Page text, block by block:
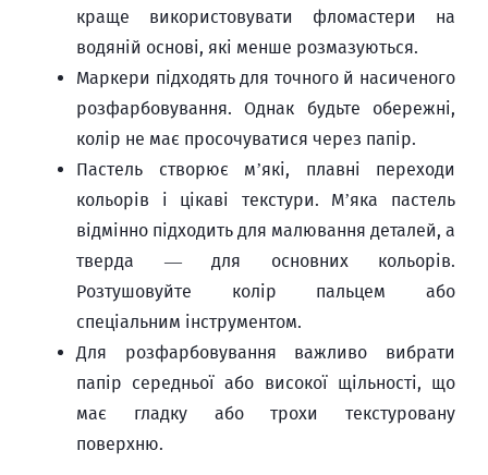
краще використовувати фломастери на
водяній основі, які менше розмазуються.
Маркери підходять для точного й насиченого
розфарбовування. Однак будьте обережні,
колір не має просочуватися через папір.
Пастель створює м’які, плавні переходи
кольорів і цікаві текстури. М’яка пастель
відмінно підходить для малювання деталей, а
тверда — для основних кольорів.
Розтушовуйте колір пальцем або
спеціальним інструментом.
Для розфарбовування важливо вибрати
папір середньої або високої щільності, що
має гладку або трохи текстуровану
поверхню.